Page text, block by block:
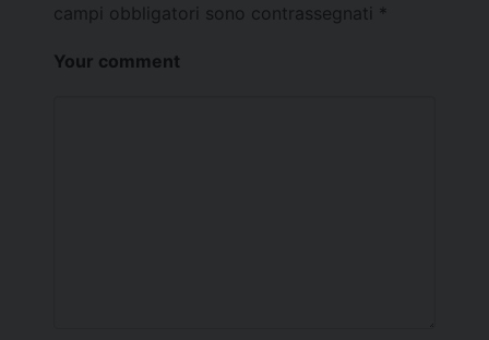
campi obbligatori sono contrassegnati *
Your comment